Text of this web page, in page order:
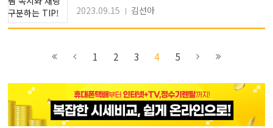
2023.09.15
김선아
블록으로페이지로
1 2 3 4 5
페이지로블록으로